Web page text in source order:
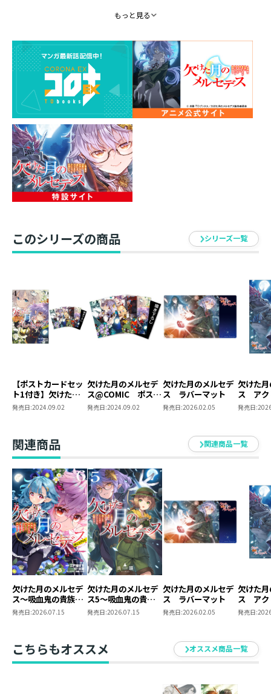
欠けた月のメルセデス初のグッズ化！！
コミックスイラストを使用した5枚1組のポストカードセ
ットが登場！
1巻から4巻までのカバーイラストがポストカードになっ
て登場！
江戸屋ぽち先生描き下ろしイラスト入りの5枚1組のセッ
トです。
ポストカードイラスト
１）コミックス１巻カバー
４）コミックス４巻カバー
５）描き下ろし
もっと見る
このシリーズの商品 シリーズ一覧
【ポストカードセッ
ト1付き】欠けた月
のメルセデス～吸血
覇する～＠COMIC 第
4巻（コロナ・コミ
ックス）
発売日:2024.09.02
欠けた月のメルセデ
ス@COMIC ポスト
カードセット1
発売日:2024.09.02
欠けた月のメルセデ
ス ラバーマット
発売日:2026.02.05
欠けた
ス アク
発売日:
関連商品 関連商品一覧
欠けた月のメルセデ
ス～吸血鬼の貴族に
転生したけど捨てら
発売日:2026.07.15
欠けた月のメルセデ
ス5～吸血鬼の貴族
に転生したけど捨て
発売日:2026.07.15
欠けた月のメルセデ
ス ラバーマット
発売日:2026.02.05
欠けた
ス アク
発売日:
こちらもオススメ オススメ商品一覧